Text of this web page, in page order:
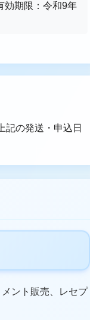
効期限：令和9年
記の発送・申込日
ント販売、レセプ